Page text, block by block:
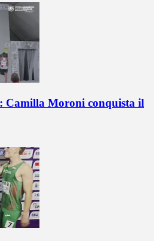
Camilla Moroni conquista il